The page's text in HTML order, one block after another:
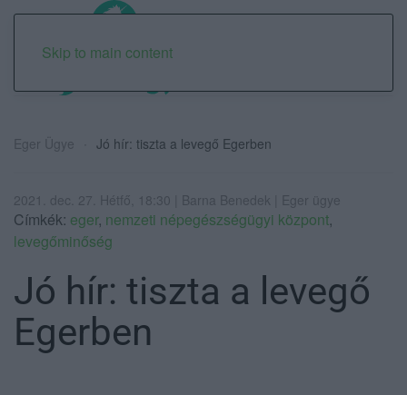
Skip to main content
Eger Ügye Jó hír: tiszta a levegő Egerben
2021. dec. 27. Hétfő, 18:30 | Barna Benedek | Eger ügye
Címkék: eger, nemzeti népegészségügyi központ,
levegőminőség
Jó hír: tiszta a levegő
Egerben